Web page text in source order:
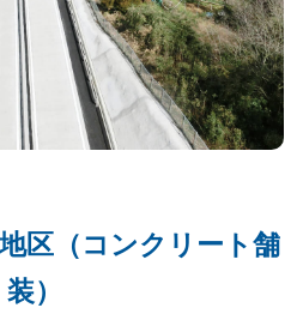
区（コンクリート舗
装）